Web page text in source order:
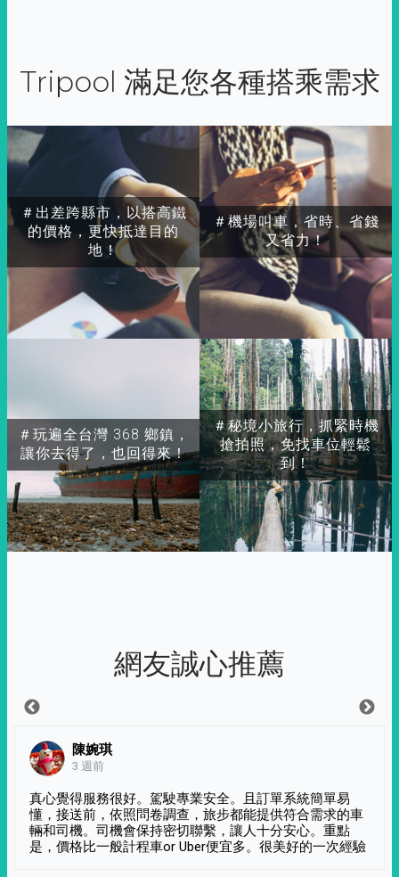
Tripool 滿足您各種搭乘需求
＃出差跨縣市，以搭高鐵
的價格，更快抵達目的
地！
＃玩遍全台灣 368 鄉鎮，
讓你去得了，也回得來！
＃秘境小旅行，抓緊時機
搶拍照，免找車位輕鬆
到！
＃機場叫車，省時、省錢
又省力！
網友誠心推薦
陳婉琪
3 週前
真心覺得服務很好。駕駛專業安全。且訂單系統簡單易
懂，接送前，依照問卷調查，旅步都能提供符合需求的車
輛和司機。司機會保持密切聯繫，讓人十分安心。重點
是，價格比一般計程車or Uber便宜多。很美好的一次經驗